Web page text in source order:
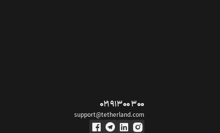
۰۲۱ ۹۱ ۳۰۰ ۳۰۰
support@tetherland.com